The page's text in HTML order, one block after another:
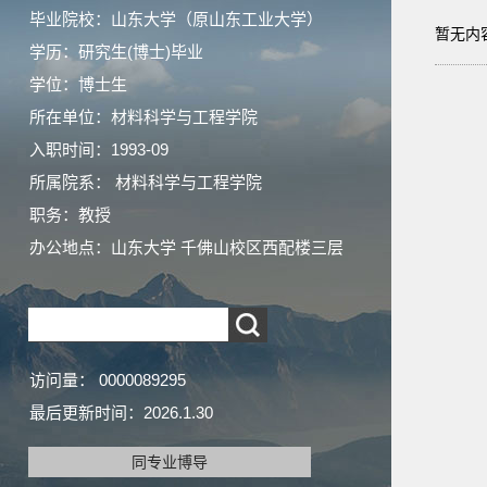
毕业院校：山东大学（原山东工业大学）
学历：研究生(博士)毕业
学位：博士生
所在单位：材料科学与工程学院
入职时间：1993-09
所属院系： 材料科学与工程学院
职务：教授
办公地点：山东大学 千佛山校区西配楼三层
访问量： 0000089295
最后更新时间： 2026.1.30
同专业博导
暂无内